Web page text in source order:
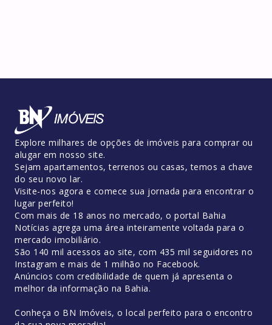
Explore milhares de opções de imóveis para comprar ou
alugar em nosso site.
Sejam apartamentos, terrenos ou casas, temos a chave
do seu novo lar.
Visite-nos agora e comece sua jornada para encontrar o
lugar perfeito!
Com mais de 18 anos no mercado, o portal Bahia
Notícias agrega uma área inteiramente voltada para o
mercado imobiliário.
São 140 mil acessos ao site, com 435 mil seguidores no
Instagram e mais de 1 milhão no Facebook.
Anúncios com credibilidade de quem já apresenta o
melhor da informação na Bahia.
Conheça o BN Imóveis, o local perfeito para o encontro